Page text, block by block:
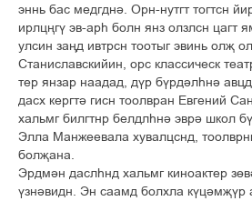
ýííü áàñ ìåäãäí³. Îðí-íóòãò òîãòñí
èðëöœã¢ ýâ-àðº áîëí ÿíç îëçëñí
óëñèí çàœä èâòðñí òîîòûã ýâèíü îëš
Ñòàíèñëàâñêèéèí, îðñ êëàññè÷åñê
òåð ÿíçàð íààäàä, ä¢ð á¢ðä³ëºí³
äàñõ êåðãò³ ãèñí òîîëâðàí Åâãåíèé
õàëüìã áèëãòíð áåëäëºí³ ýâð³ øêîë
Ýëëà Ìàíæååâàëà õóâàëöñíä,
áîëšàíà.
Ýðäì³í äàñëºíä õàëüìã êèíîàêòåð
¢çí³âèäí. Ýí ñààìä áîëõëà ê¢ö³ìš¢ð